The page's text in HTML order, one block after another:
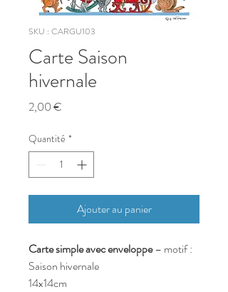
SKU : CARGU103
Carte Saison
hivernale
2,00 €
Quantité *
Ajouter au panier
Carte simple avec enveloppe– motif :
Saison hivernale
14x14cm